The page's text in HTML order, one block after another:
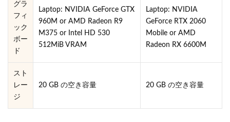
グラ
フィ
ック
ボー
ド
Laptop: NVIDIA GeForce GTX
960M or AMD Radeon R9
M375 or Intel HD 530
512MiB VRAM
Laptop: NVIDIA
GeForce RTX 2060
Mobile or AMD
Radeon RX 6600M
スト
レー
ジ
20 GB の空き容量 20 GB の空き容量